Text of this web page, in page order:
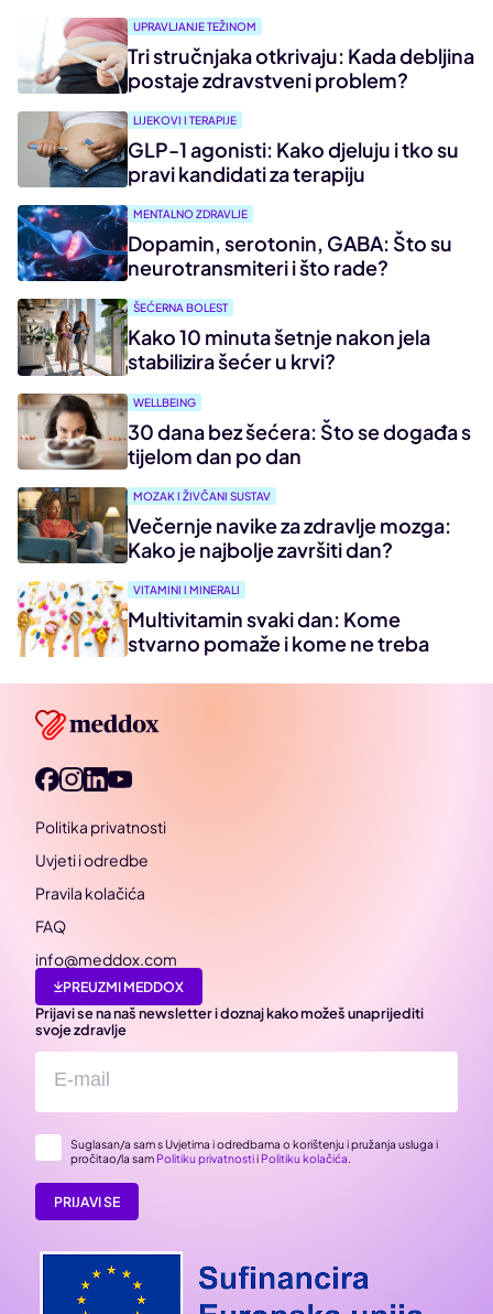
UPRAVLJANJE TEŽINOM
Tri stručnjaka otkrivaju: Kada debljina
postaje zdravstveni problem?
LIJEKOVI I TERAPIJE
GLP-1 agonisti: Kako djeluju i tko su
pravi kandidati za terapiju
MENTALNO ZDRAVLJE
Dopamin, serotonin, GABA: Što su
neurotransmiteri i što rade?
ŠEĆERNA BOLEST
Kako 10 minuta šetnje nakon jela
stabilizira šećer u krvi?
WELLBEING
30 dana bez šećera: Što se događa s
tijelom dan po dan
MOZAK I ŽIVČANI SUSTAV
Večernje navike za zdravlje mozga:
Kako je najbolje završiti dan?
VITAMINI I MINERALI
Multivitamin svaki dan: Kome
stvarno pomaže i kome ne treba
Politika privatnosti
Uvjeti i odredbe
Pravila kolačića
FAQ
info@meddox.com
PREUZMI MEDDOX
Prijavi se na naš newsletter i doznaj kako možeš unaprijediti
svoje zdravlje
Suglasan/a sam s Uvjetima i odredbama o korištenju i pružanja usluga i
pročitao/la sam Politiku privatnostii Politiku kolačića.
PRIJAVI SE